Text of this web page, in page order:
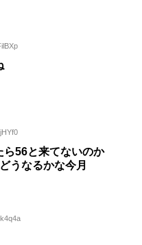
ら56と来てないのか
うなるかな今月